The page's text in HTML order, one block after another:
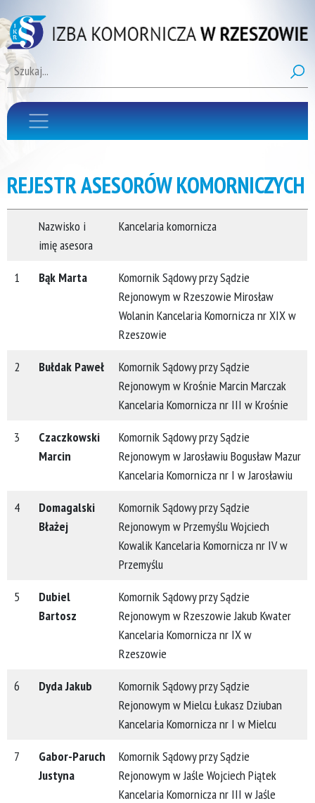
REJESTR ASESORÓW KOMORNICZYCH
Nazwisko i
imię asesora
Kancelaria komornicza
1 Bąk Marta
Komornik Sądowy przy Sądzie
Rejonowym w Rzeszowie Mirosław
Wolanin Kancelaria Komornicza nr XIX w
Rzeszowie
2
Bułdak Paweł
Komornik Sądowy przy Sądzie
Rejonowym w Krośnie Marcin Marczak
Kancelaria Komornicza nr III w Krośnie
3
Czaczkowski
Marcin
Komornik Sądowy przy Sądzie
Rejonowym w Jarosławiu Bogusław Mazur
Kancelaria Komornicza nr I w Jarosławiu
4
Domagalski
Błażej
Komornik Sądowy przy Sądzie
Rejonowym w Przemyślu Wojciech
Kowalik Kancelaria Komornicza nr IV w
Przemyślu
5
Dubiel
Bartosz
Komornik Sądowy przy Sądzie
Rejonowym w Rzeszowie Jakub Kwater
Kancelaria Komornicza nr IX w
Rzeszowie
6
Dyda Jakub
Komornik Sądowy przy Sądzie
Rejonowym w Mielcu Łukasz Dziuban
Kancelaria Komornicza nr I w Mielcu
7
Gabor-Paruch
Justyna
Komornik Sądowy przy Sądzie
Rejonowym w Jaśle Wojciech Piątek
Kancelaria Komornicza nr III w Jaśle